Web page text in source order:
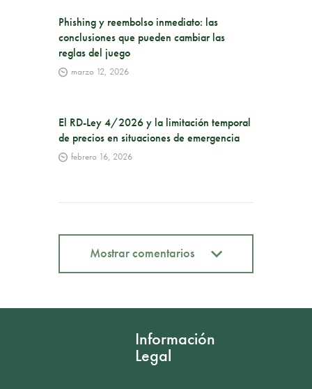
Phishing y reembolso inmediato: las
conclusiones que pueden cambiar las
reglas del juego
marzo 12, 2026
El RD-Ley 4/2026 y la limitación temporal
de precios en situaciones de emergencia
febrero 16, 2026
Mostrar comentarios
Información
Legal